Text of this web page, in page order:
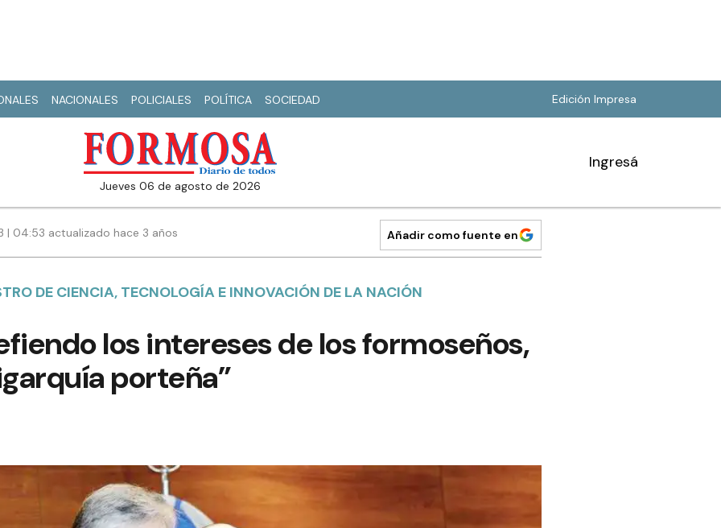
NACIONALES POLICIALES POLÍTICA SOCIEDAD Edición Impresa
jueves 06 de agosto de 2026
Ingresá
| 04:53 actualizado hace 3 años Añadir como fuente en
DE CIENCIA, TECNOLOGÍA E INNOVACIÓN DE LA NACIÓN
los intereses de los formoseños,
porteña”